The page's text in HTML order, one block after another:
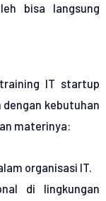
bisa langsung
IT startup
kebutuhan
materinya:
organisasi IT.
di lingkungan